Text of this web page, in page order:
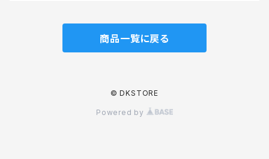
アクリルキーホルダー
商品一覧に戻る
© DKSTORE
Powered by